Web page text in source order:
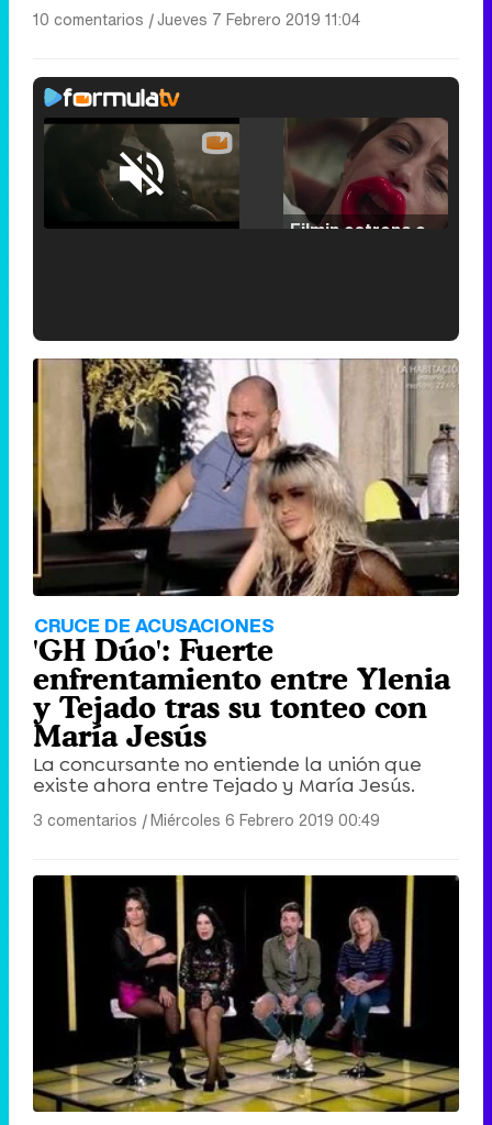
10 comentarios |Jueves 7 Febrero 2019 11:04
Unmute /
Loaded:
25.30%
'120 Minutos' celebra sus 2.000 programas en Telemadrid con un vídeo del día a día en la redacción
Tráiler de '33 días', la nueva serie de Atresplayer con Julián Villagrán y José Manuel Poga
CRUCE DE ACUSACIONES
'GH Dúo': Fuerte
enfrentamiento entre Ylenia
y Tejado tras su tonteo con
María Jesús
La concursante no entiende la unión que
existe ahora entre Tejado y María Jesús.
3 comentarios |Miércoles 6 Febrero 2019 00:49